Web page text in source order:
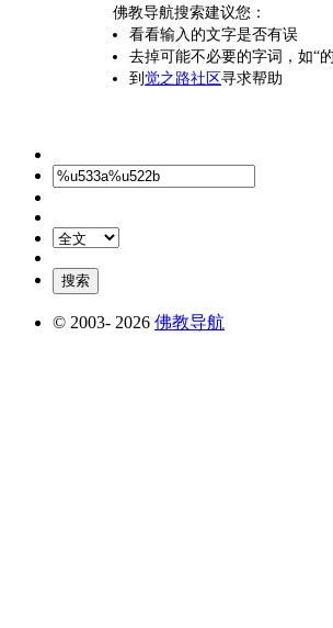
佛教导航搜索建议您：
看看输入的文字是否有误
去掉可能不必要的字词，如“
到 觉之路社区寻求帮助
© 2003- 2026 佛教导航